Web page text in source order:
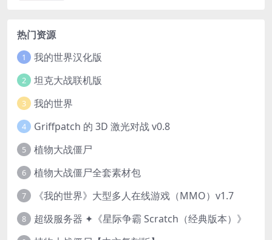
热门资源
1 我的世界汉化版
2 坦克大战联机版
3 我的世界
4 Griffpatch 的 3D 激光对战 v0.8
5 植物大战僵尸
6 植物大战僵尸全套素材包
7 《我的世界》大型多人在线游戏（MMO）v1.7
8 超级服务器 ✦《星际争霸 Scratch（经典版本）》